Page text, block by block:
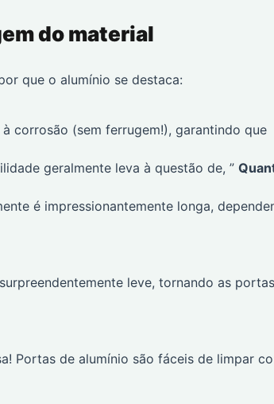
do material
que o alumínio se destaca:
corrosão (sem ferrugem!), garantindo que
geralmente leva à questão de, ”
é impressionantemente longa,
leve, tornando as portas
Portas de alumínio são fáceis de limpar